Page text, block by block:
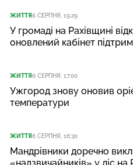
ЖИТТЯ6 СЕРПНЯ, 19:29
У громаді на Рахівщині
оновлений кабінет
ЖИТТЯ6 СЕРПНЯ, 17:00
Ужгород знову оновив
температури
ЖИТТЯ6 СЕРПНЯ, 16:30
Мандрівники доречно
«надзвичайників» у ліс на